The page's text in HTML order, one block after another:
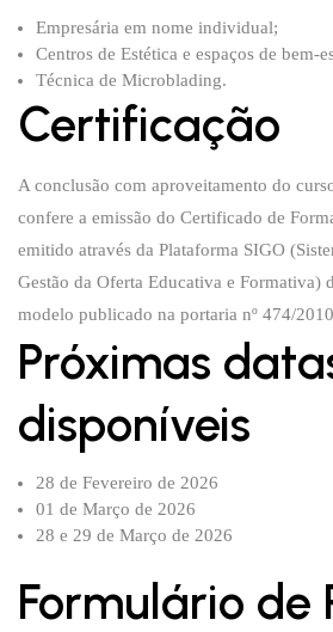
Empresária em nome individual;
Centros de Estética e espaços de bem-
Técnica de Microblading.
Certificação
A conclusão com aproveitamento do
confere a emissão do Certificado de
emitido através da Plataforma SIGO
Gestão da Oferta Educativa e Formativa)
modelo publicado na portaria nº 474/
Próximas
disponíveis
28 de Fevereiro de 2026
01 de Março de 2026
28 e 29 de Março de 2026
Formulário de